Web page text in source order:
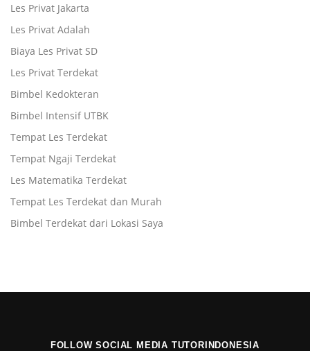
Les Privat Jakarta
Les Privat Adalah
Biaya Les Privat SD
Les Privat Terdekat
Bimbel Kedokteran
Bimbel Intensif UTBK
Tempat Les Terdekat
Tempat Ngaji Terdekat
Les Matematika Terdekat
Tempat Les Terdekat dan Murah
Bimbel Terdekat dari Lokasi Saya
FOLLOW SOCIAL MEDIA TUTORINDONESIA